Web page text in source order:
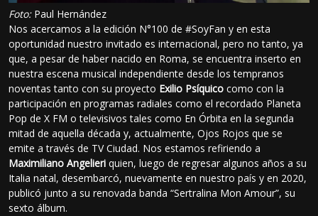
Foto:Paul Hernández
Nos acercamos a la edición N°100 de #SoyFan y en esta
oportunidad nuestro invitado es internacional, pero no tanto, ya
que, a pesar de haber nacido en Roma, se encuentra inserto en
nuestra escena musical independiente desde los tempranos
noventas tanto con su proyecto Exilio Psíquico como con la
participación en programas radiales como el recordado Planeta
Pop de X FM o televisivos tales como En Órbita en la segunda
mitad de aquella década y, actualmente, Ojos Rojos que se
emite a través de TV Ciudad. Nos estamos refiriendo a
Maximiliano Angelieri quien, luego de regresar algunos años a su
Italia natal, desembarcó, nuevamente en nuestro país y en 2020,
publicó junto a su renovada banda “Sertralina Mon Amour”, su
sexto álbum.